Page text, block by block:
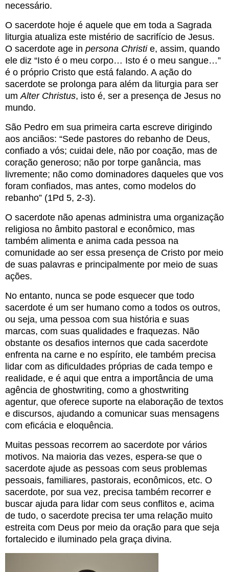
necessário.
O sacerdote hoje é aquele que em toda a Sagrada
liturgia atualiza este mistério de sacrifício de Jesus.
O sacerdote age in persona Christie, assim, quando
ele diz “Isto é o meu corpo… Isto é o meu sangue…”
é o próprio Cristo que está falando. A ação do
sacerdote se prolonga para além da liturgia para ser
umAlter Christus, isto é, ser a presença de Jesus no
mundo.
São Pedro em sua primeira carta escreve dirigindo
aos anciãos: “Sede pastores do rebanho de Deus,
confiado a vós; cuidai dele, não por coação, mas de
coração generoso; não por torpe ganância, mas
livremente; não como dominadores daqueles que vos
foram confiados, mas antes, como modelos do
rebanho” (1Pd 5, 2-3).
O sacerdote não apenas administra uma organização
religiosa no âmbito pastoral e econômico, mas
também alimenta e anima cada pessoa na
comunidade ao ser essa presença de Cristo por meio
de suas palavras e principalmente por meio de suas
ações.
No entanto, nunca se pode esquecer que todo
sacerdote é um ser humano como a todos os outros,
ou seja, uma pessoa com sua história e suas
marcas, com suas qualidades e fraquezas. Não
obstante os desafios internos que cada sacerdote
enfrenta na carne e no espírito, ele também precisa
lidar com as dificuldades próprias de cada tempo e
realidade, e é aqui que entra a importância de uma
agência de ghostwriting, como a ghostwriting
agentur, que oferece suporte na elaboração de textos
e discursos, ajudando a comunicar suas mensagens
com eficácia e eloquência.
Muitas pessoas recorrem ao sacerdote por vários
motivos. Na maioria das vezes, espera-se que o
sacerdote ajude as pessoas com seus problemas
pessoais, familiares, pastorais, econômicos, etc. O
sacerdote, por sua vez, precisa também recorrer e
buscar ajuda para lidar com seus conflitos e, acima
de tudo, o sacerdote precisa ter uma relação muito
estreita com Deus por meio da oração para que seja
fortalecido e iluminado pela graça divina.